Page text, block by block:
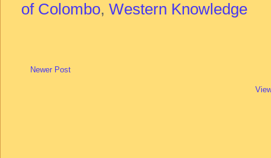
of Colombo, Western Knowledge
Newer Post